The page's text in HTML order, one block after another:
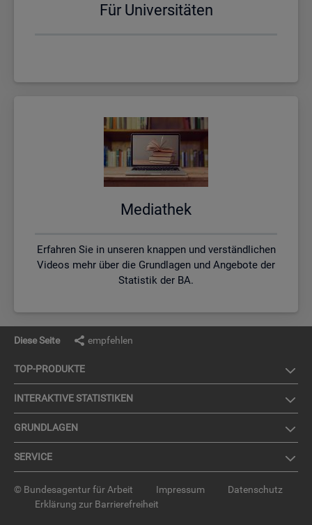
Für Uni­ver­si­tä­ten
Me­dia­thek
Erfahren Sie in unseren knappen und verständlichen
Videos mehr über die Grundlagen und Angebote der
Statistik der BA.
Diese Seite empfehlen
TOP-PRO­DUK­TE
IN­TER­AK­TI­VE STA­TIS­TI­KEN
GRUND­LA­GEN
SER­VICE
© Bundesagentur für Arbeit Impressum
Datenschutz
Erklärung zur Barrierefreiheit